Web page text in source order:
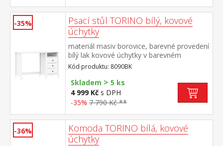
-35%
Psací stůl TORINO bílý, kovové
úchytky
materiál masiv borovice, barevné provedení
bílý lak kovové úchytky v barevném
provedení černěná mosaz 3 zásuvky s
kovovými pojezdy, 1 police
Kód produktu: 8090BK
Skladem > 5 ks
4 999 Kč s DPH
-35% 7 790 Kč **
-36%
Komoda TORINO bílá, kovové
úchytky